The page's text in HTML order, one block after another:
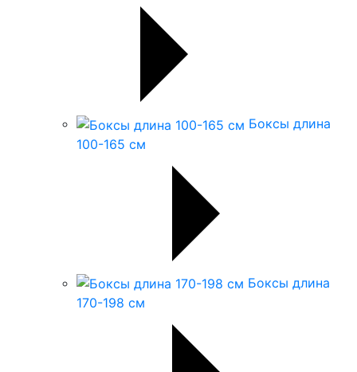
Боксы длина
100-165 см
Боксы длина
170-198 см